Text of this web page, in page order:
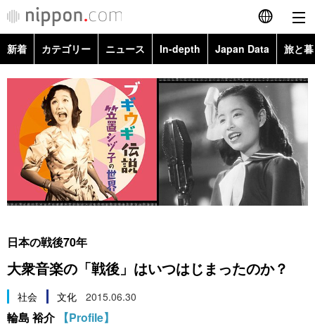
English
简体字
繁體字
Français
Español
Русский
カテゴリー
政治・外交
社会
ニュース
旅と暮らし
新着 カテゴリー ニュース In-depth Japan Data 旅と
政治・外交
経済・ビジネス
国際・海外
社会
科学・技術
暮らし
Topics
Images
People
東京
日本の戦後70年
大衆音楽の「戦後」はいつはじまったのか？
社会 文化 2015.06.30
輪島 裕介 【Profile】